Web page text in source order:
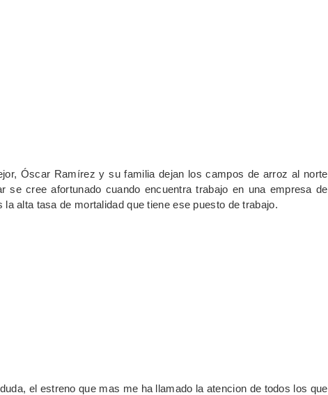
Óscar Ramírez y su familia dejan los campos de arroz al norte
se cree afortunado cuando encuentra trabajo en una empresa de
alta tasa de mortalidad que tiene ese puesto de trabajo.
el estreno que mas me ha llamado la atencion de todos los que